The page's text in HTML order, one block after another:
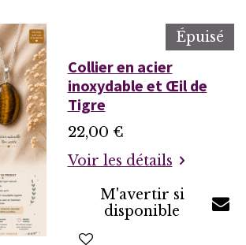
Épuisé
Collier en acier
inoxydable et Œil de
Tigre
22,00 €
Voir les détails
M'avertir si
disponible